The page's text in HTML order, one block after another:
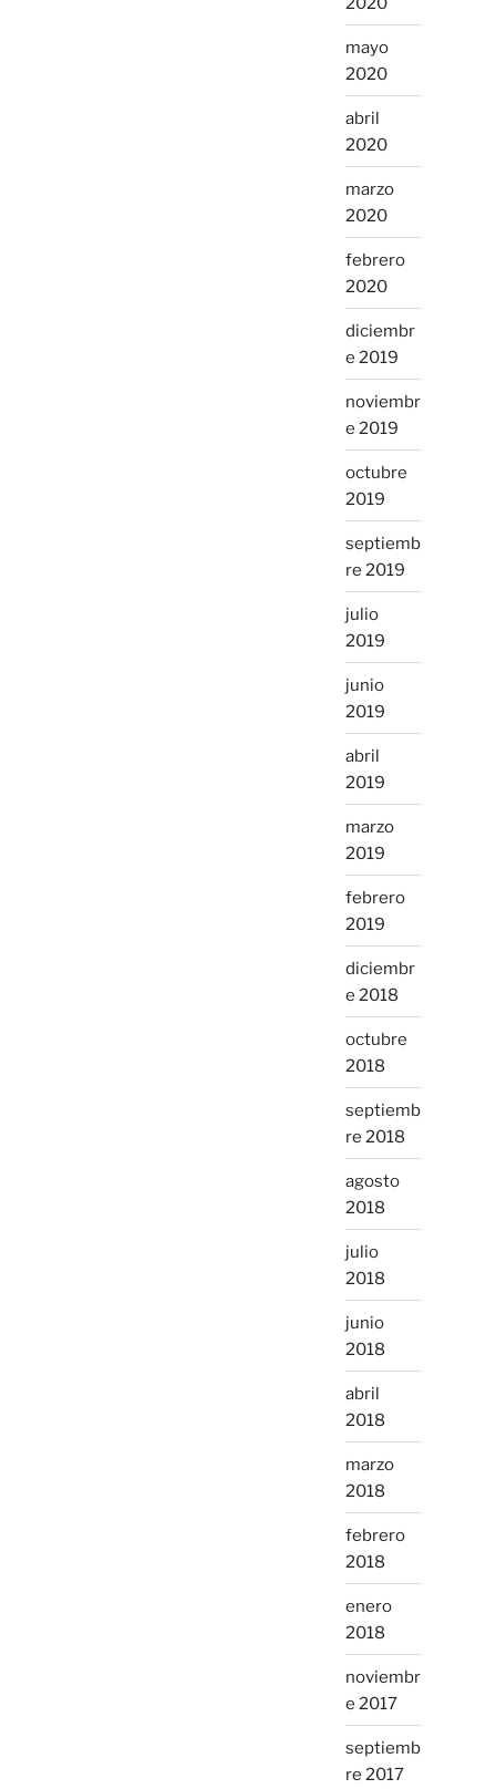
mayo
2020
abril
2020
marzo
2020
febrero
2020
diciembr
e 2019
noviembr
e 2019
octubre
2019
septiemb
re 2019
julio
2019
junio
2019
abril
2019
marzo
2019
febrero
2019
diciembr
e 2018
octubre
2018
septiemb
re 2018
agosto
2018
julio
2018
junio
2018
abril
2018
marzo
2018
febrero
2018
enero
2018
noviembr
e 2017
septiemb
re 2017